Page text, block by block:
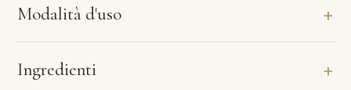
Modalità d'uso
Ingredienti